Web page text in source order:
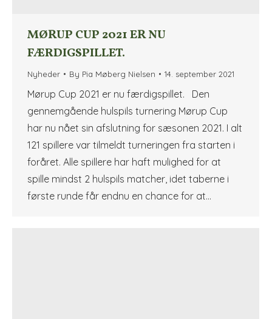
MØRUP CUP 2021 ER NU
FÆRDIGSPILLET.
Nyheder By Pia Møberg Nielsen 14. september 2021
Mørup Cup 2021 er nu færdigspillet. Den
gennemgående hulspils turnering Mørup Cup
har nu nået sin afslutning for sæsonen 2021. I alt
121 spillere var tilmeldt turneringen fra starten i
foråret. Alle spillere har haft mulighed for at
spille mindst 2 hulspils matcher, idet taberne i
første runde får endnu en chance for at…